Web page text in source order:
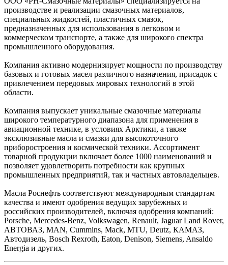
производстве и реализации смазочных материалов,
специальных жидкостей, пластичных смазок,
предназначенных для использования в легковом и
коммерческом транспорте, а также для широкого спектра
промышленного оборудования.
Компания активно модернизирует мощности по производству
базовых и готовых масел различного назначения, присадок с
привлечением передовых мировых технологий в этой
области.
Компания выпускает уникальные смазочные материалы
широкого температурного диапазона для применения в
авиационной технике, в условиях Арктики, а также
эксклюзивные масла и смазки для высокоточного
приборостроения и космической техники. Ассортимент
товарной продукции включает более 1000 наименований и
позволяет удовлетворить потребности как крупных
промышленных предприятий, так и частных автовладельцев.
Масла Роснефть соответствуют международным стандартам
качества и имеют одобрения ведущих зарубежных и
российских производителей, включая одобрения компаний:
Porsсhe, Mercedes-Benz, Volkswagen, Renault, Jaguar Land Rover,
АВТОВАЗ, MAN, Cummins, Mack, MTU, Deutz, КАМАЗ,
Автодизель, Bosch Rexroth, Eaton, Denison, Siemens, Ansaldo
Energia и других.